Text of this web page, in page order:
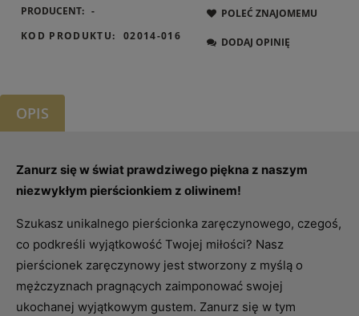
PRODUCENT: -
KOD PRODUKTU:
02014-016
POLEĆ ZNAJOMEMU
DODAJ OPINIĘ
OPIS
Zanurz się w świat prawdziwego piękna z naszym
niezwykłym pierścionkiem z oliwinem!
Szukasz unikalnego pierścionka zaręczynowego, czegoś,
co podkreśli wyjątkowość Twojej miłości? Nasz
pierścionek zaręczynowy jest stworzony z myślą o
mężczyznach pragnących zaimponować swojej
ukochanej wyjątkowym gustem. Zanurz się w tym